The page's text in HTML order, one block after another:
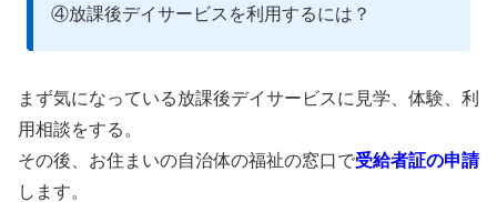
④放課後デイサービスを利用するには？
まず気になっている放課後デイサービスに見学、体験、利
用相談をする。
その後、お住まいの自治体の福祉の窓口で受給者証の申請
します。